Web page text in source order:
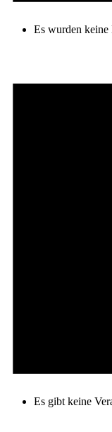
Es wurden keine
Es gibt keine